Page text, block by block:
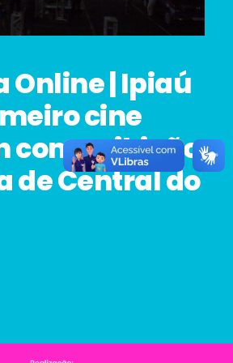
Online | Ipiaú
cine
com exibição
de Central do